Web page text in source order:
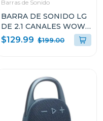
Barras de Sonido
BARRA DE SONIDO LG
DE 2.1 CANALES WOW
ORCHESTRA E
INTERFAZ 140W S30A
$129.99 $199.00